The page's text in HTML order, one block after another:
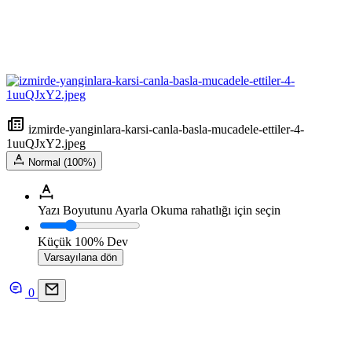
izmirde-yanginlara-karsi-canla-basla-mucadele-ettiler-4-
1uuQJxY2.jpeg
Normal (100%)
Yazı Boyutunu Ayarla Okuma rahatlığı için seçin
Küçük 100% Dev
Varsayılana dön
0